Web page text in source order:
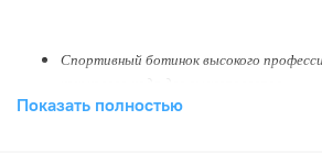
Спортивный ботинок высокого
Система крепления
Показать полностью